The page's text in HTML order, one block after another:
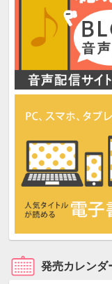
発売カレンダ